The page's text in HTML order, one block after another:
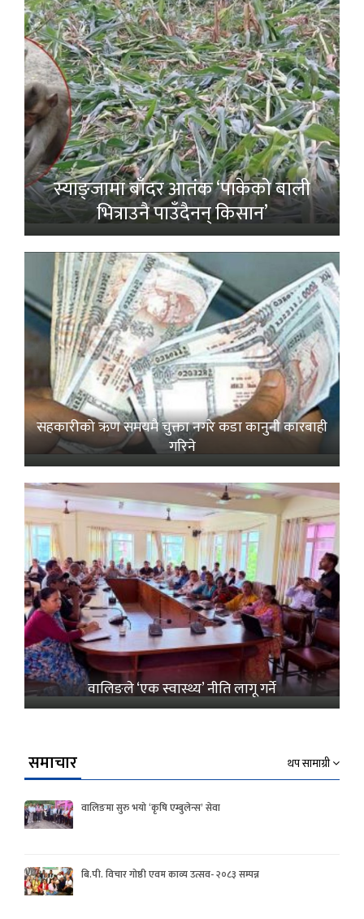
स्याङ्जामा बाँदर आतंक ‘पाकेको बाली
भित्राउनै पाउँदैनन् किसान’
सहकारीको ऋण समयमै चुक्ता नगरे कडा कानुनी कारबाही
गरिने
वालिङले ‘एक स्वास्थ्य’ नीति लागू गर्ने
समाचार थप सामाग्री
वालिङमा सुरु भयो ‘कृषि एम्बुलेन्स’ सेवा
बि.पी. विचार गोष्ठी एवम काव्य उत्सव- २०८३ सम्पन्न